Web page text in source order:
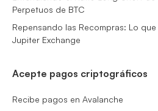
Perpetuos de BTC
Repensando las Recompras: Lo
Jupiter Exchange
Acepte pagos criptográficos
Recibe pagos en Avalanche